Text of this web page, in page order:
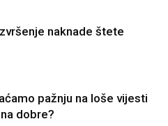
naknade štete
pažnju na loše vijesti
dobre?